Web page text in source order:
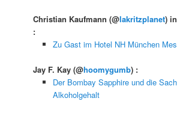
Christian Kaufmann(@lakritzplanet)
:
Zu Gast im Hotel NH München
Jay F. Kay(@hoomygumb) :
Der Bombay Sapphire und die
Alkoholgehalt